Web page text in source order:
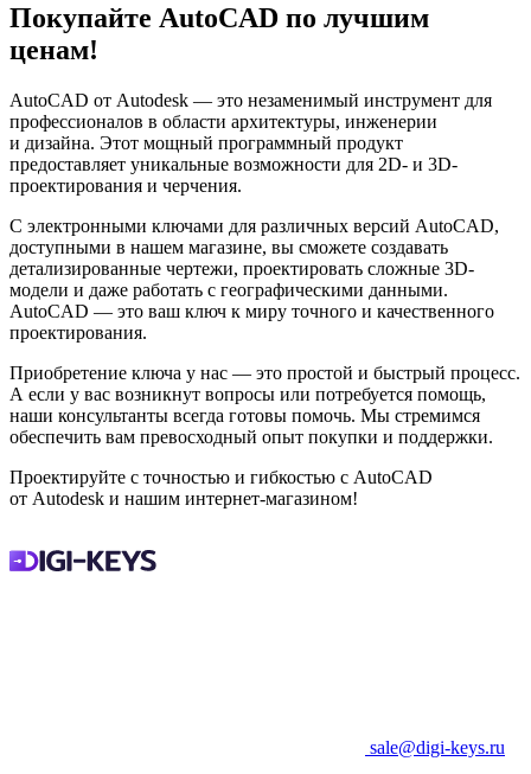
Покупайте AutoCAD по лучшим
ценам!
AutoCAD от Autodesk — это незаменимый инструмент для
профессионалов в области архитектуры, инженерии
и дизайна. Этот мощный программный продукт
предоставляет уникальные возможности для 2D- и 3D-
проектирования и черчения.
С электронными ключами для различных версий AutoCAD,
доступными в нашем магазине, вы сможете создавать
детализированные чертежи, проектировать сложные 3D-
модели и даже работать с географическими данными.
AutoCAD — это ваш ключ к миру точного и качественного
проектирования.
Приобретение ключа у нас — это простой и быстрый процесс.
А если у вас возникнут вопросы или потребуется помощь,
наши консультанты всегда готовы помочь. Мы стремимся
обеспечить вам превосходный опыт покупки и поддержки.
Проектируйте с точностью и гибкостью с AutoCAD
от Autodesk и нашим интернет-магазином!
sale@digi-keys.ru